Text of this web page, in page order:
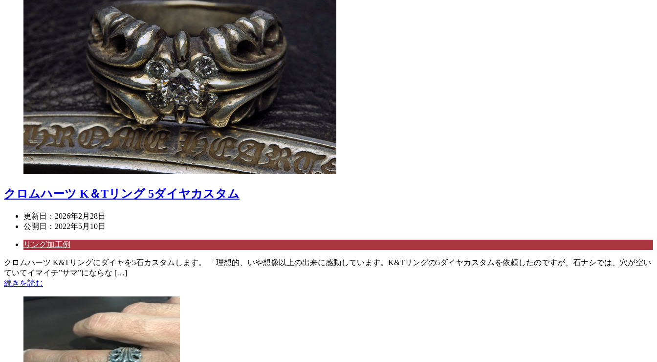
クロムハーツ K＆Tリング 5ダイヤカスタム
更新日： 2026年2月28日
公開日： 2022年5月10日
リング加工例
クロムハーツ K&Tリングにダイヤを5石カスタムします。 「理想的、いや想像以上の出来に感動しています。K&Tリングの5ダイヤカスタムを依頼したのですが、石ナシでは、穴が空い
ていてイマイチ”サマ”にならな […]
続きを読む